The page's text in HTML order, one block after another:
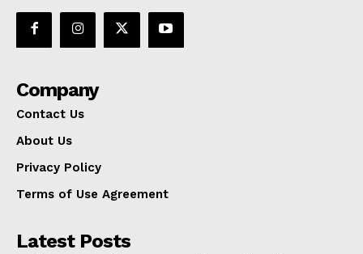
Company
Contact Us
About Us
Privacy Policy
Terms of Use Agreement
Latest Posts